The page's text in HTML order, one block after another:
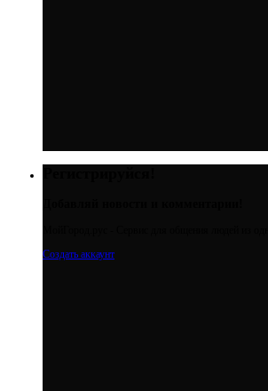
Создать аккаунт